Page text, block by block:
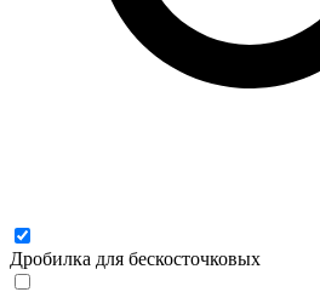
Дробилка для бескосточковых